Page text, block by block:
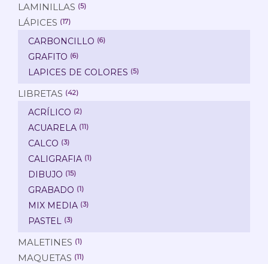
LAMINILLAS (5)
LÁPICES (17)
CARBONCILLO (6)
GRAFITO (6)
LAPICES DE COLORES (5)
LIBRETAS (42)
ACRÍLICO (2)
ACUARELA (11)
CALCO (3)
CALIGRAFIA (1)
DIBUJO (15)
GRABADO (1)
MIX MEDIA (3)
PASTEL (3)
MALETINES (1)
MAQUETAS (11)